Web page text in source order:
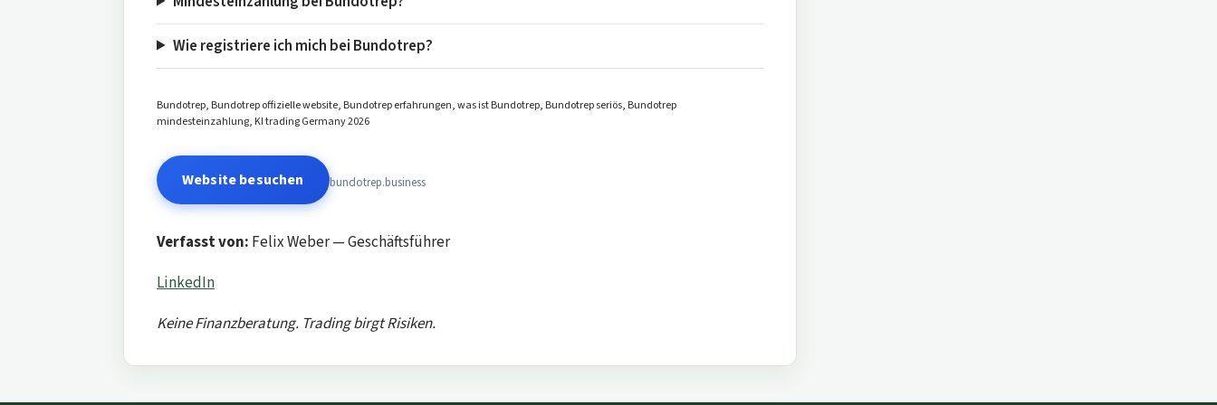
Wie registriere ich mich bei Bundotrep?
Bundotrep, Bundotrep offizielle website, Bundotrep erfahrungen, was ist Bundotrep, Bundotrep seriös, Bundotrep
mindesteinzahlung, KI trading Germany 2026
Website besuchen bundotrep.business
Verfasst von: Felix Weber — Geschäftsführer
LinkedIn
Keine Finanzberatung. Trading birgt Risiken.